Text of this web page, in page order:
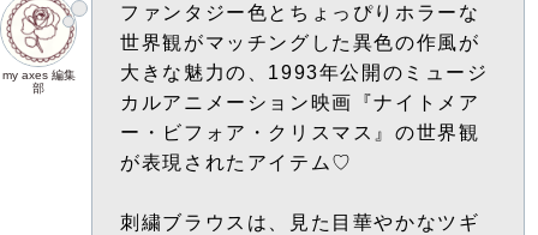
my axes 編集
部
ファンタジー色とちょっぴりホラーな
世界観がマッチングした異色の作風が
大きな魅力の、1993年公開のミュージ
カルアニメーション映画
『ナイトメア
ー・ビフォア・クリスマス』の世界観
が表現されたアイテム♡
刺繍ブラウスは、見た目華やかなツギ